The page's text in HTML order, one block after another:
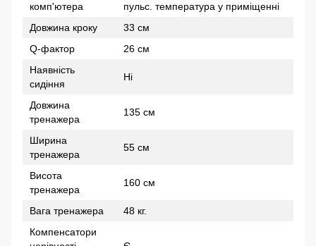
комп'ютера
пульс. температура у приміщенні
Довжина кроку
33 см
Q-фактор
26 см
Наявність
сидіння
Ні
Довжина
тренажера
135 см
Ширина
тренажера
55 см
Висота
тренажера
160 см
Вага тренажера
48 кг.
Компенсатори